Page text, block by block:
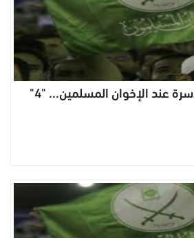
عند الإخوان المسلمين... "4"